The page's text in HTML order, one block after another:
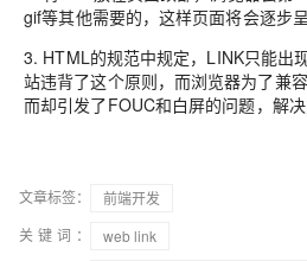
gif等其他需要的，这样页面将会逐步
3. HTML的规范中规定，LINK只能出
站违背了这个原则，而浏览器为了兼
而却引发了FOUC和白屏的问题，解决
文章标签：
前端开发
关键词：
web link